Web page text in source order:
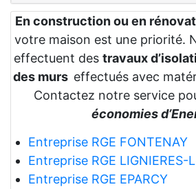
En construction ou en
votre maison est une priorité.
effectuent des travaux
des murs effectués avec
Contactez notre service
économies
Entreprise RGE FONTENAY
Entreprise RGE LIGNIERES-
Entreprise RGE EPARCY